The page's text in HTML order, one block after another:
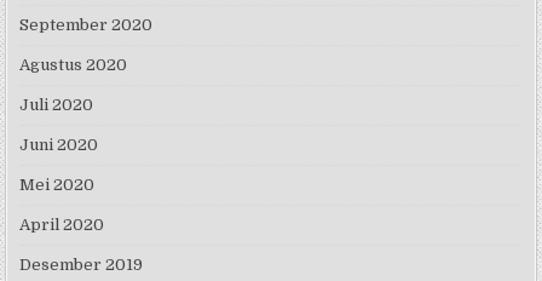
September 2020
Agustus 2020
Juli 2020
Juni 2020
Mei 2020
April 2020
Desember 2019